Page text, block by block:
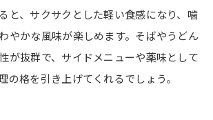
と、サクサクとした軽い食感になり、噛
やかな風味が楽しめます。そばやうどん
が抜群で、サイドメニューや薬味として
の格を引き上げてくれるでしょう。